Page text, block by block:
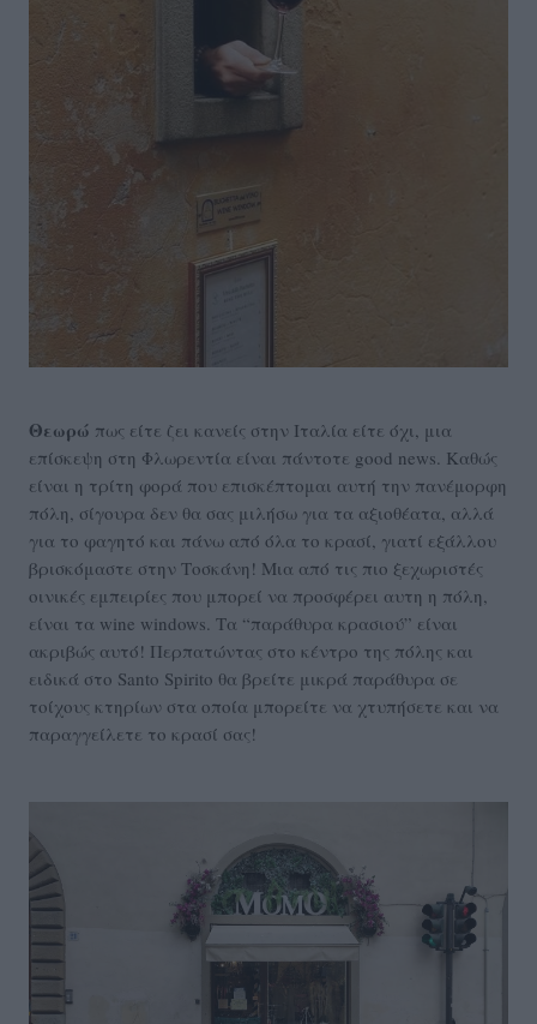
Θεωρώ πως είτε ζει κανείς στην Ιταλία είτε όχι, μια
επίσκεψη στη Φλωρεντία είναι πάντοτε good news. Καθώς
είναι η τρίτη φορά που επισκέπτομαι αυτή την πανέμορφη
πόλη, σίγουρα δεν θα σας μιλήσω για τα αξιοθέατα, αλλά
για το φαγητό και πάνω από όλα το κρασί, γιατί εξάλλου
βρισκόμαστε στην Τοσκάνη! Μια από τις πιο ξεχωριστές
οινικές εμπειρίες που μπορεί να προσφέρει αυτη η πόλη,
είναι τα wine windows. Τα “παράθυρα κρασιού” είναι
ακριβώς αυτό! Περπατώντας στο κέντρο της πόλης και
ειδικά στο Santo Spirito θα βρείτε μικρά παράθυρα σε
τοίχους κτηρίων στα οποία μπορείτε να χτυπήσετε και να
παραγγείλετε το κρασί σας!